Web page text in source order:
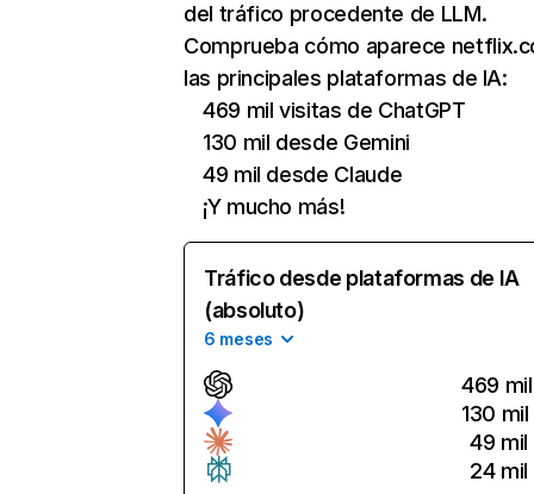
del tráfico procedente de LLM.
Comprueba cómo aparece
las principales plataformas de IA:
469 mil visitas de ChatGPT
130 mil desde Gemini
49 mil desde Claude
¡Y mucho más!
Tráfico desde plataformas de IA
(absoluto)
6 meses
469 mil
130 mil
49 mil
24 mil